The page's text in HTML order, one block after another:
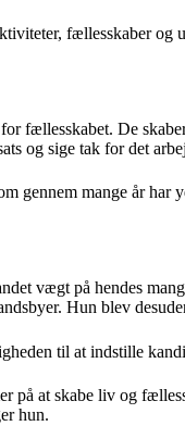
fællesskaber
fællesskabet. De
og sige tak for det
gennem mange år
vægt på hendes
Hun blev
til at indstille
på at skabe liv og
hun.